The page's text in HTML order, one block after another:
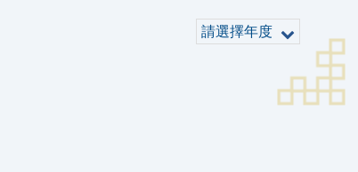
請選擇年度